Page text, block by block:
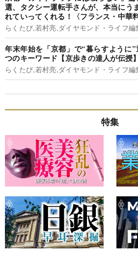
選、タクシー運転手さんが、本当にう
れていってくれる！〈フランス・中華
らくたび,若村亮,ダイヤモンド・ライフ編
年末年始を「京都」で“暮らすように
つのキーワード【京歩きの達人が伝授】
らくたび,若村亮,ダイヤモンド・ライフ編
特集